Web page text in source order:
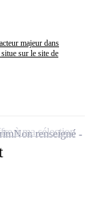
majeur dans
sur le site de
Non renseigné
à ma sélection